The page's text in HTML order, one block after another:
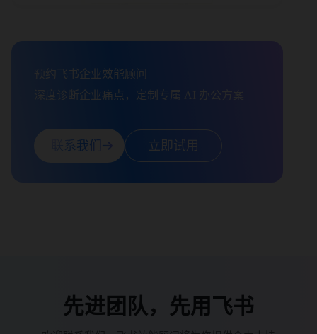
预约飞书企业效能顾问
深度诊断企业痛点，定制专属 AI 办公方案
联系我们 立即试用
先进团队，先用飞书